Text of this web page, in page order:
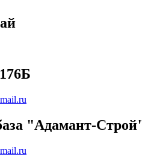
"Адамант-